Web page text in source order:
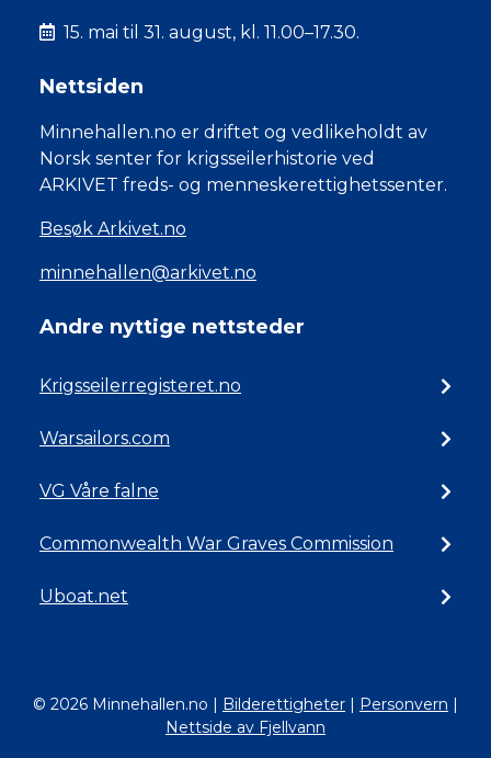
15. mai til 31. august, kl. 11.00–17.30.
Nettsiden
Minnehallen.no er driftet og vedlikeholdt av
Norsk senter for krigsseilerhistorie ved
ARKIVET freds- og menneskerettighetssenter.
Besøk Arkivet.no
minnehallen@arkivet.no
Andre nyttige nettsteder
Krigsseilerregisteret.no
Warsailors.com
VG Våre falne
Commonwealth War Graves Commission
Uboat.net
© 2026 Minnehallen.no | Bilderettigheter | Personvern |
Nettside av Fjellvann